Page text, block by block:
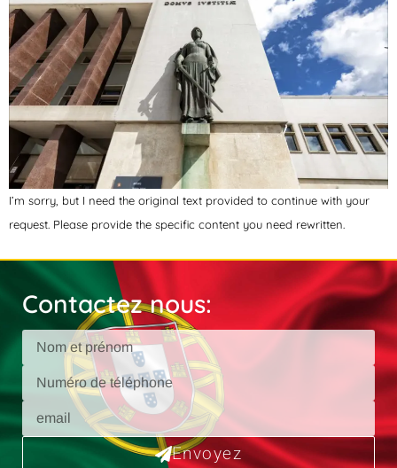
I’m sorry, but I need the original text provided to continue with your
request. Please provide the specific content you need rewritten.
Contactez nous:
Envoyez